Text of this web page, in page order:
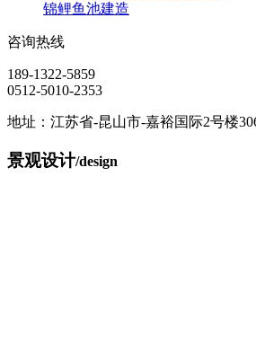
锦鲤鱼池建造
咨询热线
189-1322-5859
0512-5010-2353
地址：江苏省-昆山市-嘉裕国际2号楼
景观设计/design